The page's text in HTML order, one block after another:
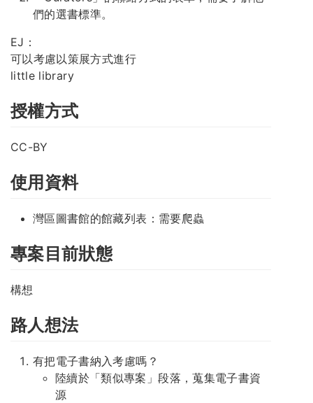
們的選書標準。
EJ：
可以考慮以策展方式進行
little library
授權方式
CC-BY
使用資料
灣區圖書館的館藏列表：需要爬蟲
專案目前狀態
構想
路人想法
有把電子書納入考慮嗎？
陸續於「類似專案」段落，蒐集電子書資
源